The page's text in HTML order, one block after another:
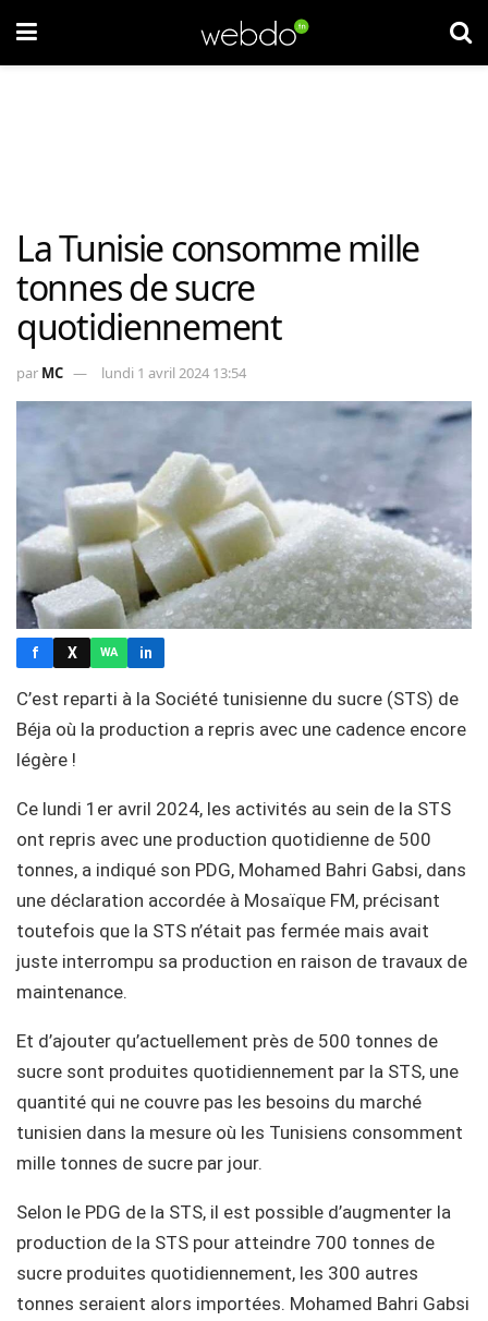
La Tunisie consomme mille
tonnes de sucre
quotidiennement
par MC lundi 1 avril 2024 13:54
f X WA in
C’est reparti à la Société tunisienne du sucre (STS) de
Béja où la production a repris avec une cadence encore
légère !
Ce lundi 1er avril 2024, les activités au sein de la STS
ont repris avec une production quotidienne de 500
tonnes, a indiqué son PDG, Mohamed Bahri Gabsi, dans
une déclaration accordée à Mosaïque FM, précisant
toutefois que la STS n’était pas fermée mais avait
juste interrompu sa production en raison de travaux de
maintenance.
Et d’ajouter qu’actuellement près de 500 tonnes de
sucre sont produites quotidiennement par la STS, une
quantité qui ne couvre pas les besoins du marché
tunisien dans la mesure où les Tunisiens consomment
mille tonnes de sucre par jour.
Selon le PDG de la STS, il est possible d’augmenter la
production de la STS pour atteindre 700 tonnes de
sucre produites quotidiennement, les 300 autres
tonnes seraient alors importées. Mohamed Bahri Gabsi